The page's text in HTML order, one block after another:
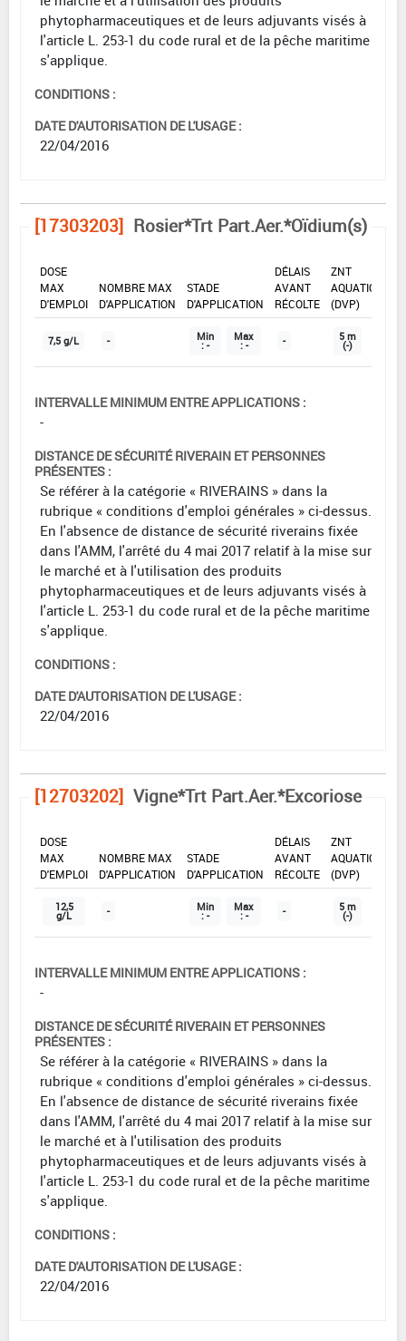
phytopharmaceutiques et de leurs adjuvants visés à
l'article L. 253-1 du code rural et de la pêche maritime
s'applique.
CONDITIONS :
DATE D'AUTORISATION DE L'USAGE :
22/04/2016
[17303203] Rosier*Trt Part.Aer.*Oïdium(s)
DOSE
MAX
D'EMPLOI
NOMBRE MAX
D'APPLICATION
STADE
D'APPLICATION
DÉLAIS
AVANT
RÉCOLTE
ZNT
AQUATIQUE
(DVP)
7,5 g/L - Min
: -
Max
: - - 5 m
(-)
INTERVALLE MINIMUM ENTRE APPLICATIONS :
-
DISTANCE DE SÉCURITÉ RIVERAIN ET PERSONNES
PRÉSENTES :
Se référer à la catégorie « RIVERAINS » dans la
rubrique « conditions d'emploi générales » ci-dessus.
En l'absence de distance de sécurité riverains fixée
dans l'AMM, l'arrêté du 4 mai 2017 relatif à la mise sur
le marché et à l'utilisation des produits
phytopharmaceutiques et de leurs adjuvants visés à
l'article L. 253-1 du code rural et de la pêche maritime
s'applique.
CONDITIONS :
DATE D'AUTORISATION DE L'USAGE :
22/04/2016
[12703202] Vigne*Trt Part.Aer.*Excoriose
DOSE
MAX
D'EMPLOI
NOMBRE MAX
D'APPLICATION
STADE
D'APPLICATION
DÉLAIS
AVANT
RÉCOLTE
ZNT
AQUATIQUE
(DVP)
12,5
g/L - Min
: -
Max
: - - 5 m
(-)
INTERVALLE MINIMUM ENTRE APPLICATIONS :
-
DISTANCE DE SÉCURITÉ RIVERAIN ET PERSONNES
PRÉSENTES :
Se référer à la catégorie « RIVERAINS » dans la
rubrique « conditions d'emploi générales » ci-dessus.
En l'absence de distance de sécurité riverains fixée
dans l'AMM, l'arrêté du 4 mai 2017 relatif à la mise sur
le marché et à l'utilisation des produits
phytopharmaceutiques et de leurs adjuvants visés à
l'article L. 253-1 du code rural et de la pêche maritime
s'applique.
CONDITIONS :
DATE D'AUTORISATION DE L'USAGE :
22/04/2016